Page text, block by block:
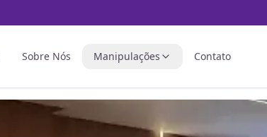
Sobre Nós Manipulações Contato